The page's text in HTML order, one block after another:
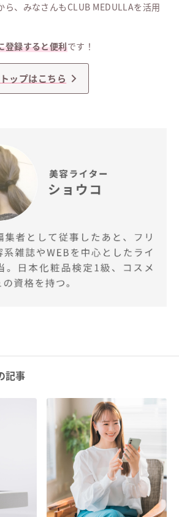
ら、みなさんもCLUB MEDULLAを活用
登録すると便利です！
ップはこちら
記事